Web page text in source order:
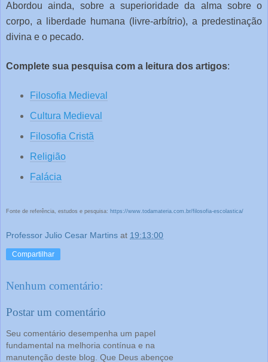
Abordou ainda, sobre a superioridade da alma sobre o
corpo, a liberdade humana (livre-arbítrio), a predestinação
divina e o pecado.
Complete sua pesquisa com a leitura dos artigos:
Filosofia Medieval
Cultura Medieval
Filosofia Cristã
Religião
Falácia
Fonte de referência, estudos e pesquisa: https://www.todamateria.com.br/filosofia-escolastica/
Professor Julio Cesar Martins at 19:13:00
Compartilhar
Nenhum comentário:
Postar um comentário
Seu comentário desempenha um papel
fundamental na melhoria contínua e na
manutenção deste blog. Que Deus abençoe